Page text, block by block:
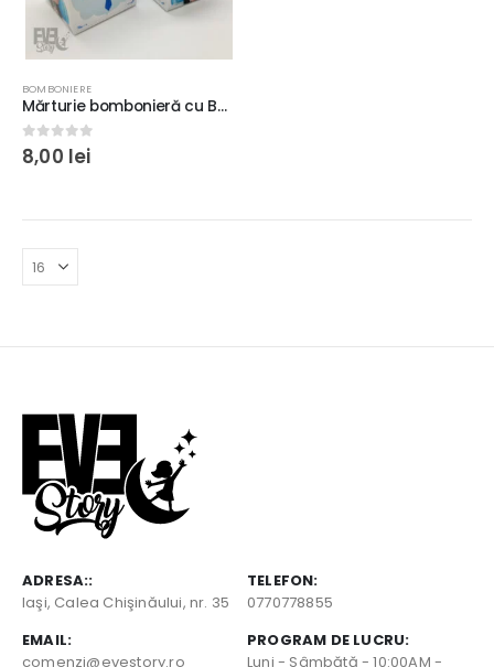
BOMBONIERE
Mărturie bombonieră cu Boss Baby, personalizată, 7x7x7cm, carton lucios 240g
0out of 5
8,00 lei
ADRESA::
Iaşi, Calea Chişinăului, nr. 35
TELEFON:
0770778855
EMAIL:
comenzi@evestory.ro
PROGRAM DE LUCRU:
Luni - Sâmbătă - 10:00AM -